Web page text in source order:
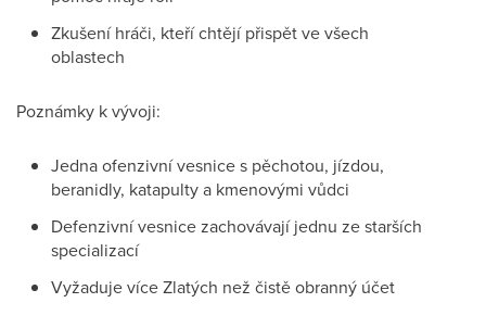
Zkušení hráči, kteří chtějí přispět ve všech
oblastech
Poznámky k vývoji:
Jedna ofenzivní vesnice s pěchotou, jízdou,
beranidly, katapulty a kmenovými vůdci
Defenzivní vesnice zachovávají jednu ze starších
specializací
Vyžaduje více Zlatých než čistě obranný účet